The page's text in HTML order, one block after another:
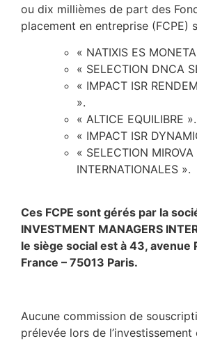
ou dix millièmes de part des
placement en entreprise (FCPE)
« NATIXIS ES
« SELECTION DNCA
« IMPACT ISR
».
« ALTICE EQUILIBRE ».
« IMPACT ISR
« SELECTION
INTERNATIONALES ».
Ces FCPE sont gérés par la
INVESTMENT MANAGERS
le siège social est à 43, avenue
France – 75013 Paris.
Aucune commission de
prélevée lors de